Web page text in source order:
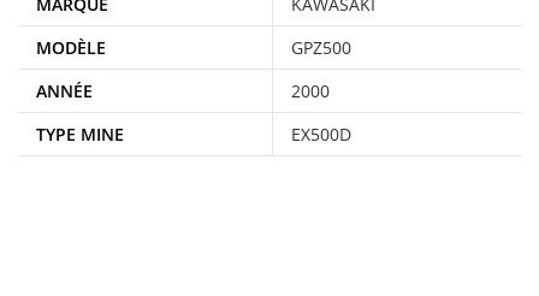
MODÈLE
GPZ500
ANNÉE
2000
TYPE MINE
EX500D